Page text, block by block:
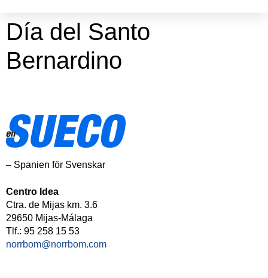
Día del Santo
Bernardino
– Spanien för Svenskar
Centro Idea
Ctra. de Mijas km. 3.6
29650 Mijas-Málaga
Tlf.: 95 258 15 53
norrbom@norrbom.com